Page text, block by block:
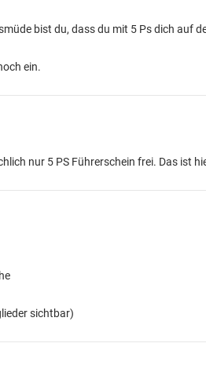
bist du, dass du mit 5 Ps dich auf
ein.
nur 5 PS Führerschein frei. Das ist
sichtbar)